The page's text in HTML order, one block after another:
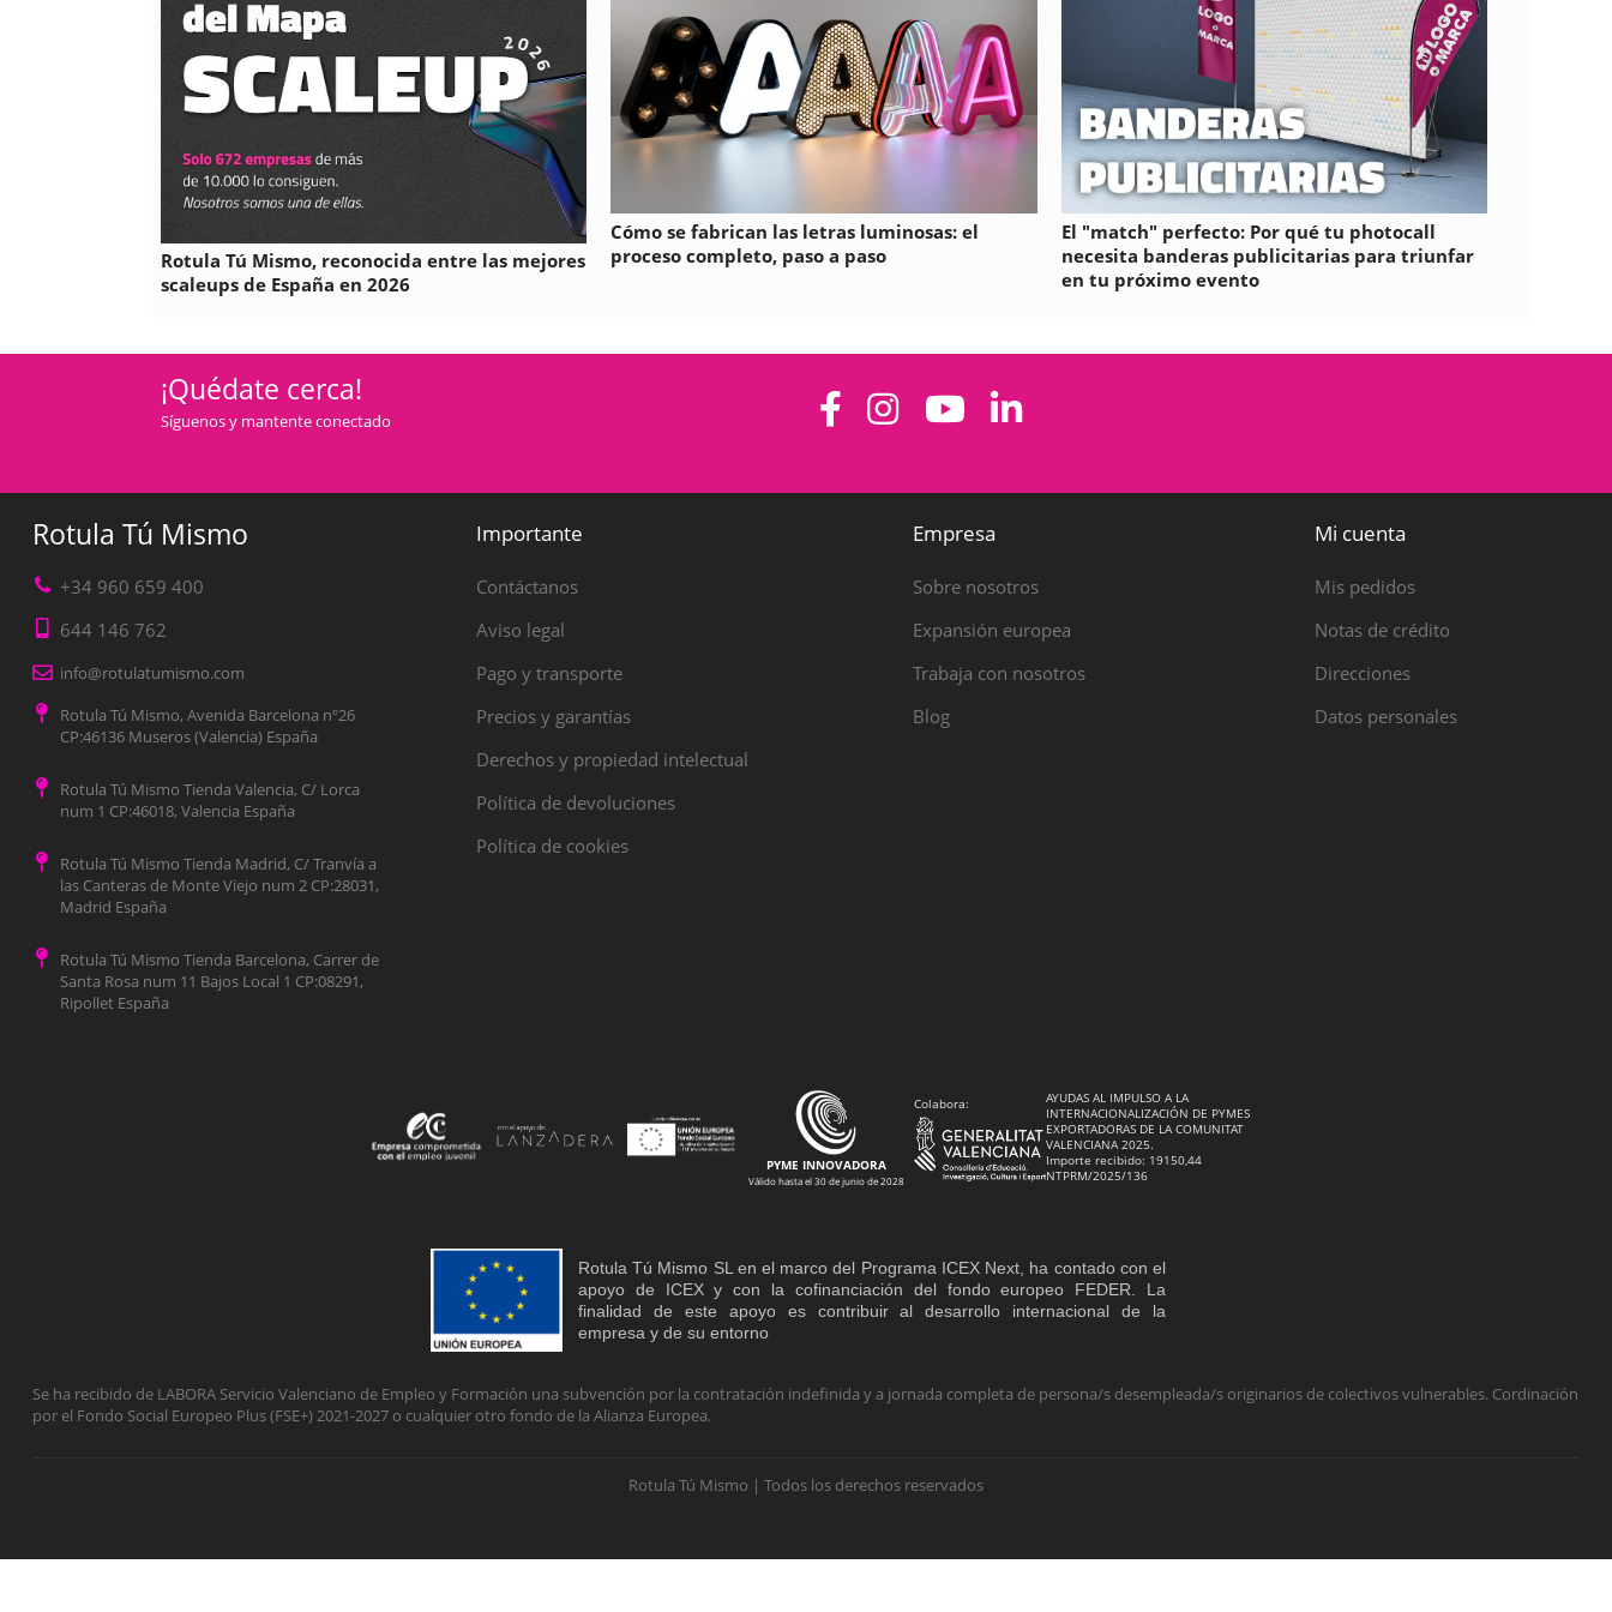
Rotula Tú Mismo, reconocida entre las mejores
scaleups de España en 2026
Cómo se fabrican las letras luminosas: el
proceso completo, paso a paso
El "match" perfecto: Por qué tu photocall
necesita banderas publicitarias para triunfar
en tu próximo evento
¡Quédate cerca!
Síguenos y mantente conectado
Rotula Tú Mismo
+34 960 659 400
644 146 762
info@rotulatumismo.com
Rotula Tú Mismo, Avenida Barcelona nº26
CP:46136 Museros (Valencia) España
Rotula Tú Mismo Tienda Valencia, C/ Lorca
num 1 CP:46018, Valencia España
Rotula Tú Mismo Tienda Madrid, C/ Tranvía a
las Canteras de Monte Viejo num 2 CP:28031,
Madrid España
Rotula Tú Mismo Tienda Barcelona, Carrer de
Santa Rosa num 11 Bajos Local 1 CP:08291,
Ripollet España
Importante
Contáctanos
Aviso legal
Pago y transporte
Precios y garantías
Derechos y propiedad intelectual
Política de devoluciones
Política de cookies
Empresa
Sobre nosotros
Expansión europea
Trabaja con nosotros
Blog
Mi cuenta
Mis pedidos
Notas de crédito
Direcciones
Datos personales
PYME INNOVADORA
Válido hasta el 30 de junio de 2028
Colabora:
AYUDAS AL IMPULSO A LA
INTERNACIONALIZACIÓN DE PYMES
EXPORTADORAS DE LA COMUNITAT
VALENCIANA 2025.
Importe recibido: 19150,44
NTPRM/2025/136
Rotula Tú Mismo SL en el marco del Programa ICEX Next, ha contado con el
apoyo de ICEX y con la cofinanciación del fondo europeo FEDER. La
finalidad de este apoyo es contribuir al desarrollo internacional de la
empresa y de su entorno
Se ha recibido de LABORA Servicio Valenciano de Empleo y Formación una subvención por la contratación indefinida y a jornada completa de persona/s desempleada/s originarios de colectivos vulnerables. Cordinación
por el Fondo Social Europeo Plus (FSE+) 2021-2027 o cualquier otro fondo de la Alianza Europea.
Rotula Tú Mismo | Todos los derechos reservados